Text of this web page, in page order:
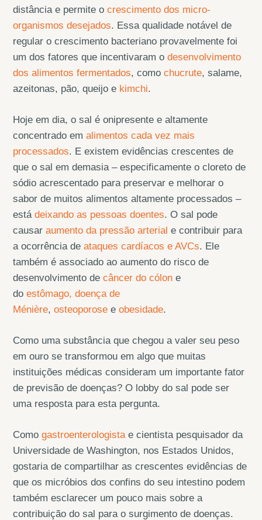
distância e permite ocrescimento dos micro-
organismos desejados. Essa qualidade notável de
regular o crescimento bacteriano provavelmente foi
um dos fatores que incentivaram odesenvolvimento
dos alimentos fermentados, comochucrute, salame,
azeitonas, pão, queijo e kimchi.
Hoje em dia, o sal é onipresente e altamente
concentrado emalimentos cada vez mais
processados. E existem evidências crescentes de
que o sal em demasia – especificamente o cloreto de
sódio acrescentado para preservar e melhorar o
sabor de muitos alimentos altamente processados –
estádeixando as pessoas doentes. O sal pode
causaraumento da pressão arteriale contribuir para
a ocorrência deataques cardíacos e AVCs. Ele
também é associado ao aumento do risco de
desenvolvimento decâncer do cólon e
doestômago, doença de
Ménière,osteoporose eobesidade.
Como uma substância que chegou a valer seu peso
em ouro se transformou em algo que muitas
instituições médicas consideram um importante fator
de previsão de doenças? O lobby do sal pode ser
uma resposta para esta pergunta.
Comogastroenterologistae cientista pesquisador da
Universidade de Washington, nos Estados Unidos,
gostaria de compartilhar as crescentes evidências de
que os micróbios dos confins do seu intestino podem
também esclarecer um pouco mais sobre a
contribuição do sal para o surgimento de doenças.